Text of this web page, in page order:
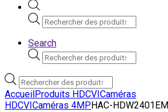
Recherche
de
produits
Search
Recherche
de
produits
Recherche
de
produits
Accueil Produits HDCVI Caméras
HDCVI Caméras 4MP HAC-HDW2401EM